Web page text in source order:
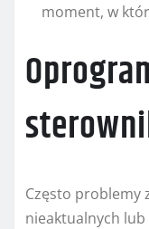
moment, w
Często problemy
nieaktualnych